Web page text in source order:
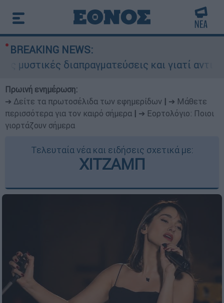
BREAKING NEWS:
διαπραγματεύσεις και γιατί αντιδρούν οι
Πρωινή ενημέρωση:
➔ Δείτε τα πρωτοσέλιδα των εφημερίδων
➔ Μάθετε
περισσότερα για τον καιρό σήμερα
➔ Εορτολόγιο: Ποιοι
γιορτάζουν σήμερα
Τελευταία νέα και ειδήσεις σχετικά με:
ΧΙΤΖΑΜΠ